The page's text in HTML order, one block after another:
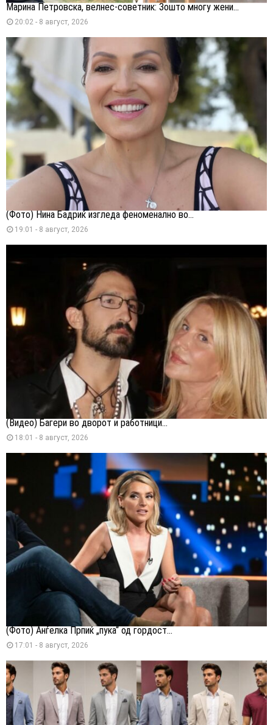
Марина Петровска, велнес-советник: Зошто многу жени...
20:02 - 8 август, 2026
(Фото) Нина Бадриќ изгледа феноменално во...
19:01 - 8 август, 2026
(Видео) Багери во дворот и работници...
18:01 - 8 август, 2026
(Фото) Анѓелка Прпиќ „пука“ од гордост...
17:01 - 8 август, 2026